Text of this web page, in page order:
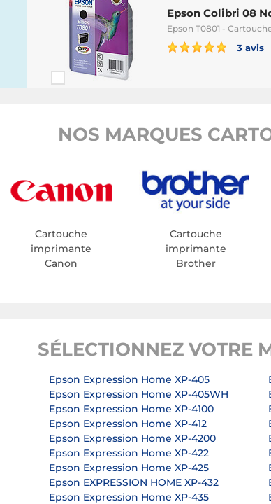
Epson Colibri 08
Epson T0801 -
3 avis
NOS MARQUES
Cartouche
imprimante
Canon
Cartouche
imprimante
Brother
SÉLECTIONNEZ VOTRE
Epson Expression Home XP-405
Epson Expression Home XP-405WH
Epson Expression Home XP-4100
Epson Expression Home XP-412
Epson Expression Home XP-4200
Epson Expression Home XP-422
Epson Expression Home XP-425
Epson EXPRESSION HOME XP-432
Epson Expression Home XP-435